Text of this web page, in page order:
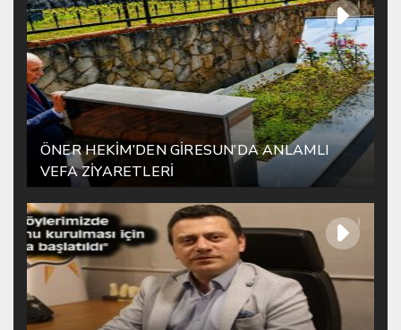
ÖNER HEKİM’DEN GİRESUN’DA ANLAMLI
VEFA ZİYARETLERİ